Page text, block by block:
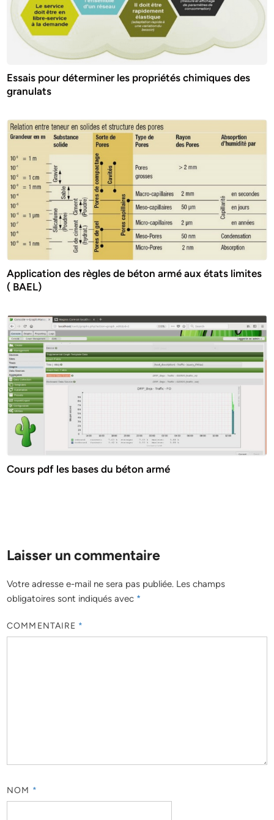
Essais pour déterminer les propriétés chimiques des
granulats
Application des règles de béton armé aux états limites
( BAEL)
Cours pdf les bases du béton armé
Laisser un commentaire
Votre adresse e-mail ne sera pas publiée. Les champs
obligatoires sont indiqués avec *
COMMENTAIRE *
NOM *